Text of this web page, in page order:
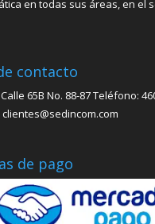
en todas sus áreas, en el
contacto
65B No. 88-87 Teléfono:
clientes@sedincom.com
de pago